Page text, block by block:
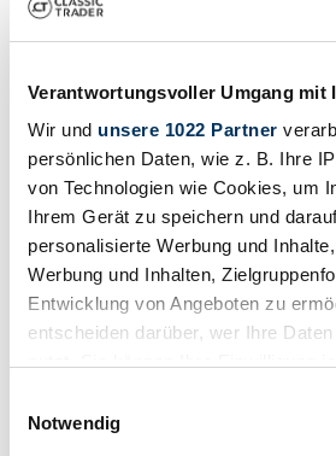
Verantwortungsvoller Umgang mit
Wir und unsere 1022 Partner
persönlichen Daten, wie z. B. Ihre
von Technologien wie Cookies, um
Ihrem Gerät zu speichern und
personalisierte Werbung und
Werbung und Inhalten,
Entwicklung von Angeboten zu
entscheiden darüber, wer Ihre
Trigger Symbol ändern oder
Notwendig
Auktion
0 Kommentare
0 Gebote